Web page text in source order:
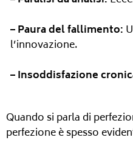
– Paura del fallimento:
l’innovazione.
– Insoddisfazione
Quando si parla di
perfezione è spesso